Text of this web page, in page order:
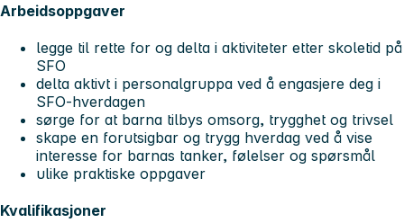
Arbeidsoppgaver
legge til rette for og delta i aktiviteter etter skoletid på
SFO
delta aktivt i personalgruppa ved å engasjere deg i
SFO-hverdagen
sørge for at barna tilbys omsorg, trygghet og trivsel
skape en forutsigbar og trygg hverdag ved å vise
interesse for barnas tanker, følelser og spørsmål
ulike praktiske oppgaver
Kvalifikasjoner